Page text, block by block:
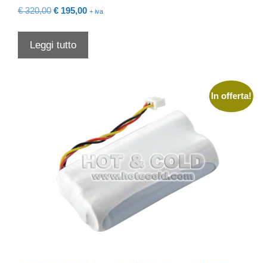
€320,00 Il
era:
€ 320,00.
€ 195,00Il
€ 195,00.
+ iva
Leggi tutto
In offerta!